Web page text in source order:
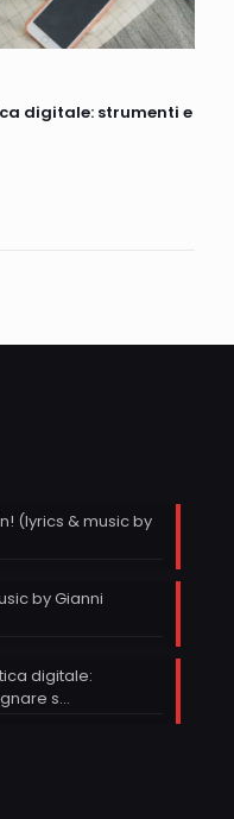
digitale: strumenti e
(lyrics & music by
by Gianni
digitale:
s…